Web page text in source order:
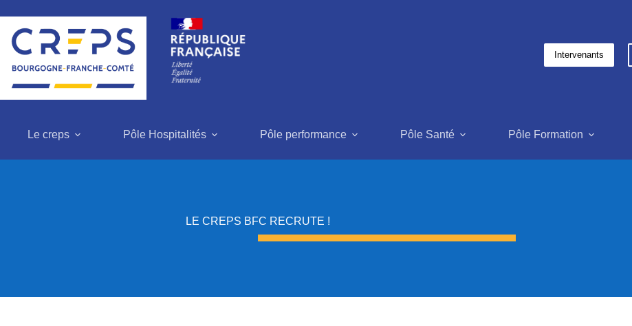
au
contenu
Intervenants
Le creps Pôle Hospitalités Pôle performance Pôle Santé Pôle Formation
LE CREPS BFC RECRUTE !